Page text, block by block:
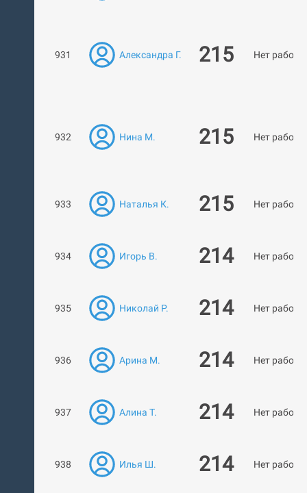
931 Александра Г. 215 Нет работ
932 Нина М. 215 Нет работ
933 Наталья К. 215 Нет работ
934 Игорь В. 214 Нет работ
935 Николай Р. 214 Нет работ
936 Арина М. 214 Нет работ
937 Алина Т. 214 Нет работ
938 Илья Ш. 214 Нет работ